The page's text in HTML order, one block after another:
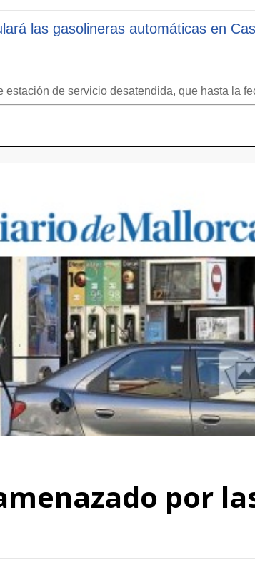
las gasolineras automáticas en
de servicio desatendida, que hasta la
por